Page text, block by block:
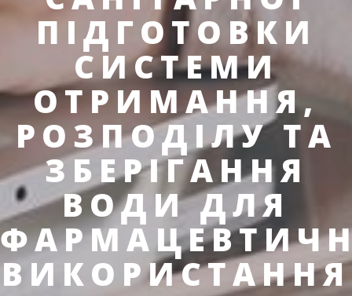
ПІДГОТОВКИ
СИСТЕМИ
ОТРИМАННЯ,
РОЗПОДІЛУ ТА
ЗБЕРІГАННЯ
ВОДИ ДЛЯ
ВИКОРИСТАННЯ